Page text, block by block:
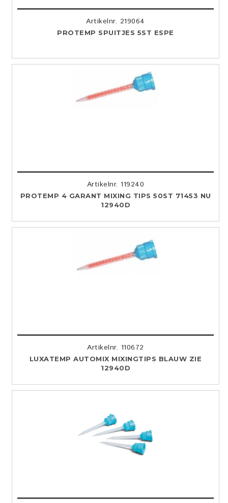
Artikelnr. 219064
PROTEMP SPUITJES 5ST ESPE
Artikelnr. 119240
PROTEMP 4 GARANT MIXING TIPS 50ST 71453 NU
12940D
Artikelnr. 110672
LUXATEMP AUTOMIX MIXINGTIPS BLAUW ZIE
12940D